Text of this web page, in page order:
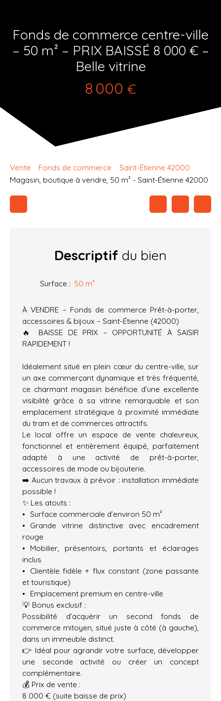
Fonds de commerce centre-ville
– 50 m² – PRIX BAISSÉ 8 000 € –
Belle vitrine
8 000 €
Vente Fonds de commerce
Saint-Étienne 42000
Magasin, boutique à vendre, 50 m² - Saint-Étienne 42000
Descriptif du bien
Surface : 50 m²
À VENDRE – Fonds de commerce Prêt-à-porter,
accessoires & bijoux – Saint-Étienne (42000)
🔥 BAISSE DE PRIX – OPPORTUNITÉ À SAISIR
RAPIDEMENT !
Idéalement situé en plein cœur du centre-ville, sur
un axe commerçant dynamique et très fréquenté,
ce charmant magasin bénéficie d’une excellente
visibilité grâce à sa vitrine remarquable et son
emplacement stratégique à proximité immédiate
du tram et de commerces attractifs.
Le local offre un espace de vente chaleureux,
fonctionnel et entièrement équipé, parfaitement
adapté à une activité de prêt-à-porter,
accessoires de mode ou bijouterie.
➡️ Aucun travaux à prévoir : installation immédiate
possible !
✨ Les atouts :
Surface commerciale d’environ 50 m²
Grande vitrine distinctive avec encadrement
rouge
Mobilier, présentoirs, portants et éclairages
inclus
Clientèle fidèle + flux constant (zone passante
et touristique)
Emplacement premium en centre-ville
💡 Bonus exclusif :
Possibilité d’acquérir un second fonds de
commerce mitoyen, situé juste à côté (à gauche),
dans un immeuble distinct.
👉 Idéal pour agrandir votre surface, développer
une seconde activité ou créer un concept
complémentaire.
💰 Prix de vente :
8 000 € (suite baisse de prix)